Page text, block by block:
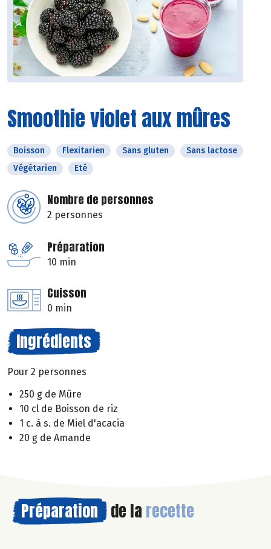
Smoothie violet aux mûres
Boisson Flexitarien Sans gluten
Sans lactose
Végétarien
Eté
Nombre de personnes
2 personnes
Préparation
10 min
Cuisson
0 min
Ingrédients
Pour 2 personnes
250 g de Mûre
10 cl de Boisson de riz
1 c. à s. de Miel d'acacia
20 g de Amande
Préparation de la recette